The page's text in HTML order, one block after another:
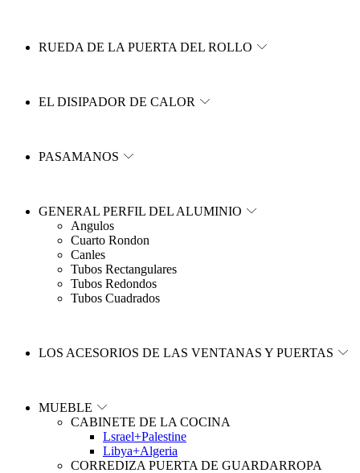
RUEDA DE LA PUERTA DEL ROLLO
EL DISIPADOR DE CALOR
PASAMANOS
GENERAL PERFIL DEL ALUMINIO
Angulos
Cuarto Rondon
Canles
Tubos Rectangulares
Tubos Redondos
Tubos Cuadrados
LOS ACESORIOS DE LAS VENTANAS Y PUERTAS
MUEBLE
CABINETE DE LA COCINA
Lsrael+Palestine
Libya+Algeria
CORREDIZA PUERTA DE GUARDARROPA